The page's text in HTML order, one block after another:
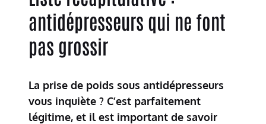
antidépresseurs qui ne font
pas grossir
La prise de poids sous antidépresseurs
vous inquiète ? C’est parfaitement
légitime, et il est important de savoir